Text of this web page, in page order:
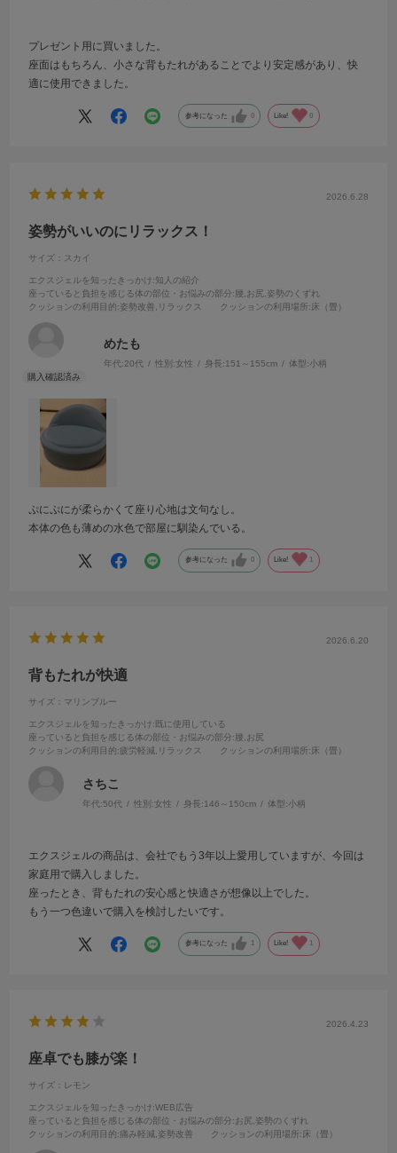
プレゼント用に買いました。
座面はもちろん、小さな背もたれがあることでより安定感があり、快
適に使用できました。
参考になった 0 Like! 0
2026.6.28
姿勢がいいのにリラックス！
サイズ：スカイ
エクスジェルを知ったきっかけ :知人の紹介
座っていると負担を感じる体の部位・お悩みの部分:腰,お尻,姿勢のくずれ
クッションの利用目的:姿勢改善,リラックス クッションの利用場所:床（畳）
めたも
年代:20代 性別:女性 身長:151～155cm 体型:小柄
ぷにぷにが柔らかくて座り心地は文句なし。
本体の色も薄めの水色で部屋に馴染んでいる。
参考になった 0 Like! 1
2026.6.20
背もたれが快適
サイズ：マリンブルー
エクスジェルを知ったきっかけ :既に使用している
座っていると負担を感じる体の部位・お悩みの部分:腰,お尻
クッションの利用目的:疲労軽減,リラックス クッションの利用場所:床（畳）
さちこ
年代:50代 性別:女性 身長:146～150cm 体型:小柄
エクスジェルの商品は、会社でもう3年以上愛用していますが、今回は
家庭用で購入しました。
座ったとき、背もたれの安心感と快適さが想像以上でした。
もう一つ色違いで購入を検討したいです。
参考になった 1 Like! 1
2026.4.23
座卓でも膝が楽！
サイズ：レモン
エクスジェルを知ったきっかけ :WEB広告
座っていると負担を感じる体の部位・お悩みの部分:お尻,姿勢のくずれ
クッションの利用目的:痛み軽減,姿勢改善 クッションの利用場所:床（畳）